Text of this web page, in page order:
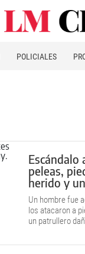
POLICIALES
Escándalo
peleas,
herido y
Un hombre fue
los atacaron a
un patrullero